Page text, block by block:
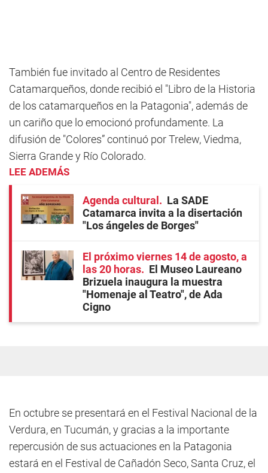
También fue invitado al Centro de Residentes
Catamarqueños, donde recibió el "Libro de la Historia
de los catamarqueños en la Patagonia", además de
un cariño que lo emocionó profundamente. La
difusión de "Colores” continuó por Trelew, Viedma,
Sierra Grande y Río Colorado.
LEE ADEMÁS
Agenda cultural
La SADE
Catamarca invita a la disertación
"Los ángeles de Borges"
El próximo viernes 14 de agosto, a
las 20 horas
El Museo Laureano
Brizuela inaugura la muestra
"Homenaje al Teatro", de Ada
Cigno
En octubre se presentará en el Festival Nacional de la
Verdura, en Tucumán, y gracias a la importante
repercusión de sus actuaciones en la Patagonia
estará en el Festival de Cañadón Seco, Santa Cruz, el